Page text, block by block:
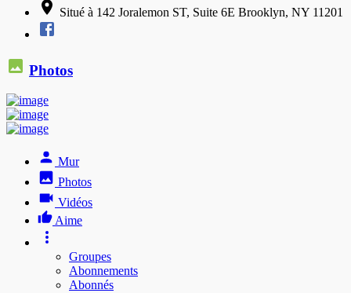
Situé à 142 Joralemon ST, Suite 6E Brooklyn, NY 11201
Photos
Mur
Photos
Vidéos
Aime
Groupes
Abonnements
Abonnés